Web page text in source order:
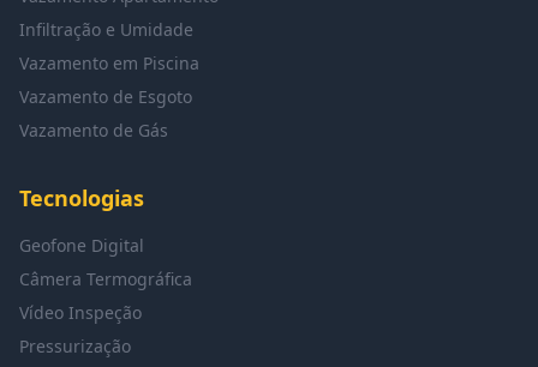
Infiltração e Umidade
Vazamento em Piscina
Vazamento de Esgoto
Vazamento de Gás
Tecnologias
Geofone Digital
Câmera Termográfica
Vídeo Inspeção
Pressurização